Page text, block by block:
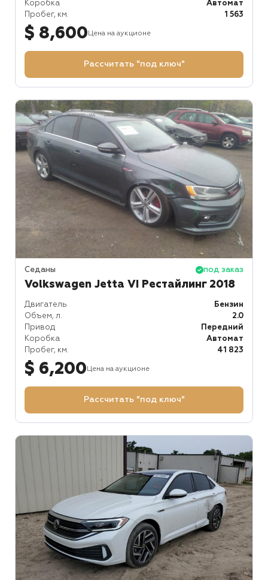
Коробка
Автомат
Пробег, км.
1 563
$ 8,600 Цена на аукционе
Рассчитать "под ключ"
Седаны под заказ
Volkswagen Jetta VI Рестайлинг 2018
Двигатель
Бензин
Объем, л.
2.0
Привод
Передний
Коробка
Автомат
Пробег, км.
41 823
$ 6,200 Цена на аукционе
Рассчитать "под ключ"